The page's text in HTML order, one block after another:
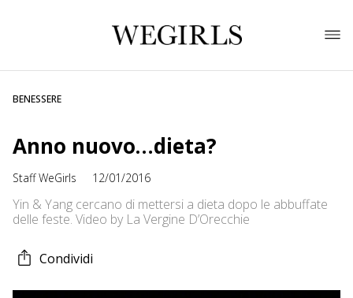
BENESSERE
Anno nuovo…dieta?
Staff WeGirls 12/01/2016
Yin & Yang cercano di mettersi a dieta dopo le abbuffate
delle feste. Video by La Vergine D’Orecchie
Condividi